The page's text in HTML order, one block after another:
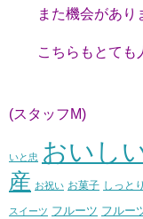
また機会がありま
こちらもとても
(スタッフM)
いと忠 おいし
産 お祝い お菓子 しっとり
スイーツ フルーツ フル